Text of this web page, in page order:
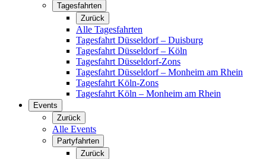
Tagesfahrten
Zurück
Alle Tagesfahrten
Tagesfahrt Düsseldorf – Duisburg
Tagesfahrt Düsseldorf – Köln
Tagesfahrt Düsseldorf-Zons
Tagesfahrt Düsseldorf – Monheim am Rhein
Tagesfahrt Köln-Zons
Tagesfahrt Köln – Monheim am Rhein
Events
Zurück
Alle Events
Partyfahrten
Zurück